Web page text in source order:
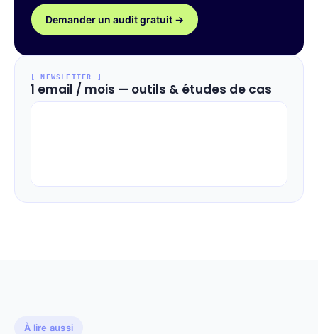
Demander un audit gratuit →
[ NEWSLETTER ]
1 email / mois — outils & études de cas
À lire aussi